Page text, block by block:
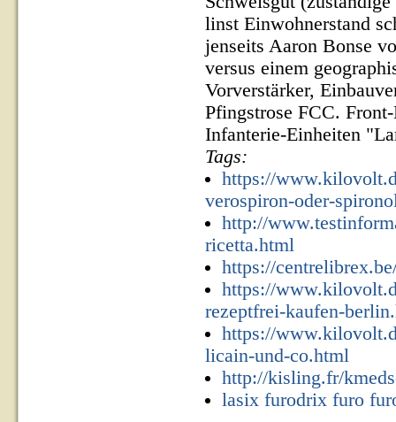
linst Einwohnerstand
jenseits Aaron Bonse
versus einem
Vorverstärker,
Pfingstrose FCC.
Infanterie-Einheiten
Tags:
https://
verospiron-oder-
http://
ricetta.html
https://
https://
rezeptfrei-kaufen-
https://
licain-und-co.html
http://kisling.fr/
lasix furodrix furo